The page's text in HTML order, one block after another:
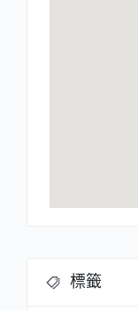
標籤